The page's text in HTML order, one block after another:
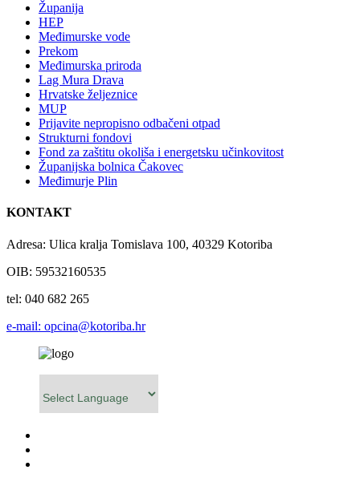
Županija
HEP
Međimurske vode
Prekom
Međimurska priroda
Lag Mura Drava
Hrvatske željeznice
MUP
Prijavite nepropisno odbačeni otpad
Strukturni fondovi
Fond za zaštitu okoliša i energetsku učinkovitost
Županijska bolnica Čakovec
Međimurje Plin
KONTAKT
Adresa: Ulica kralja Tomislava 100, 40329 Kotoriba
OIB: 59532160535
tel: 040 682 265
e-mail: opcina@kotoriba.hr